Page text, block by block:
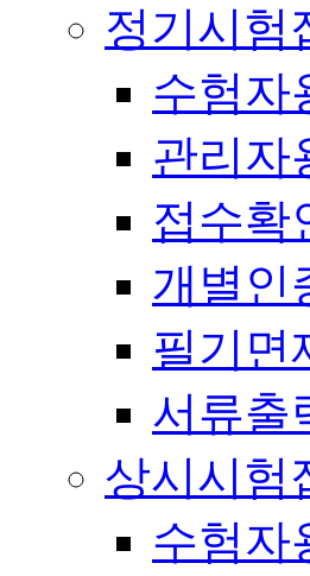
정기시험
수험자
관리자
접수확
개별인
필기면
서류출
상시시험
수험자